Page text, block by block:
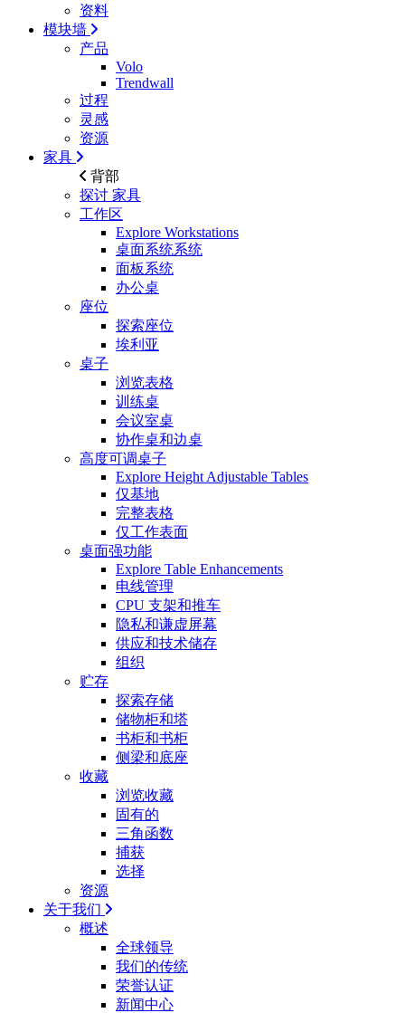
资料
模块墙
产品
Volo
Trendwall
过程
灵感
资源
家具
背部
探讨 家具
工作区
Explore Workstations
桌面系统系统
面板系统
办公桌
座位
探索座位
埃利亚
桌子
浏览表格
训练桌
会议室桌
协作桌和边桌
高度可调桌子
Explore Height Adjustable Tables
仅基地
完整表格
仅工作表面
桌面强功能
Explore Table Enhancements
电线管理
CPU 支架和推车
隐私和谦虚屏幕
供应和技术储存
组织
贮存
探索存储
储物柜和塔
书柜和书柜
侧梁和底座
收藏
浏览收藏
固有的
三角函数
捕获
选择
资源
关于我们
概述
全球领导
我们的传统
荣誉认证
新闻中心